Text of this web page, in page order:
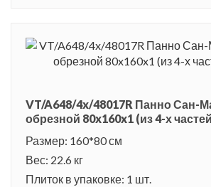
VT/A648/4x/48017R Панно Сан-
обрезной 80x160x1 (из 4-х
Размер: 160*80 см
Вес: 22.6 кг
Плиток в упаковке: 1 шт.